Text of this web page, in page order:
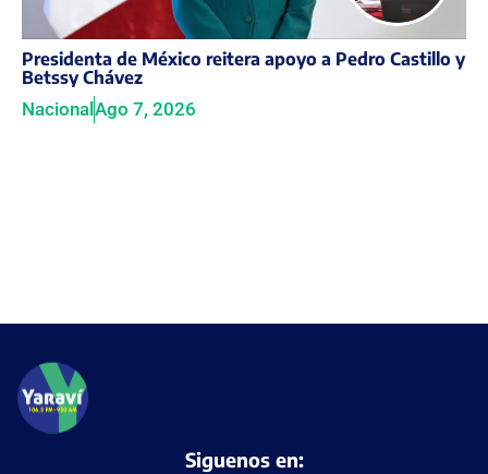
Presidenta de México reitera apoyo a Pedro Castillo y
Betssy Chávez
Nacional Ago 7, 2026
Siguenos en: